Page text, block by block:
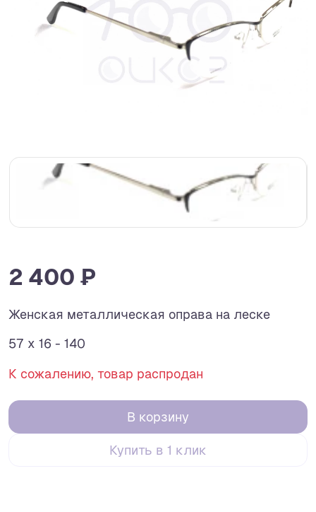
2 400 ₽
Женская металлическая оправа на леске
57 x 16 - 140
К сожалению, товар распродан
В корзину
Купить в 1 клик